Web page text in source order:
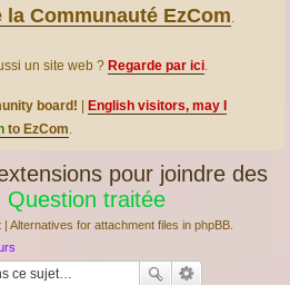
la Communauté EzCom.
un site web ? Regarde par ici.
board!
English visitors, may I
to EzCom.
pour joindre des
Question traitée
Alternatives for attachment files in phpBB.